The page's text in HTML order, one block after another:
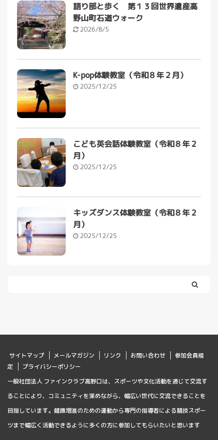
語り部と歩く 第１３回世界遺産高
野山町石道ウォーク
2026/8/5
K-pop体験教室（令和８年２月）
2025/12/25
こども英会話体験教室（令和８年２
月）
2025/12/25
キッズダンス体験教室（令和８年２
月）
2025/12/25
サイトマップ メールマガジン リンク お問い合わせ
参加会員規
定
プライバシーポリシー
一般社団法人 ファインクラブ高野口は、スポーツや文化活動を通じて交流す
ることにより、コミュニティを深めながら、幅広い世代に交流できることを
目指しています。健康増進のための運動から専門の指導者による競技スポー
ツまで幅広く活動できるように多くの方に参加してもらいたいと思います